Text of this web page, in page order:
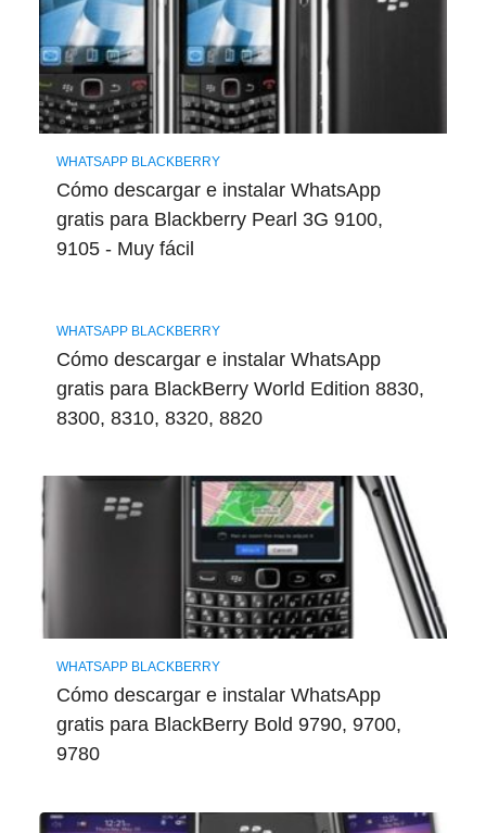
WHATSAPP BLACKBERRY
Cómo descargar e instalar WhatsApp
gratis para Blackberry Pearl 3G 9100,
9105 - Muy fácil
WHATSAPP BLACKBERRY
Cómo descargar e instalar WhatsApp
gratis para BlackBerry World Edition 8830,
8300, 8310, 8320, 8820
WHATSAPP BLACKBERRY
Cómo descargar e instalar WhatsApp
gratis para BlackBerry Bold 9790, 9700,
9780